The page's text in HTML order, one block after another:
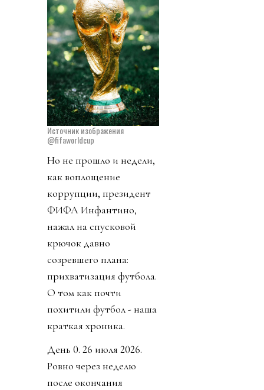
Источник изображения
@fifaworldcup
Но не прошло и недели,
как воплощение
коррупции, президент
ФИФА Инфантино,
нажал на спусковой
крючок давно
созревшего плана:
прихватизация футбола.
О том как почти
похитили футбол - наша
краткая хроника.
День 0. 26 июля 2026.
Ровно через неделю
после окончания